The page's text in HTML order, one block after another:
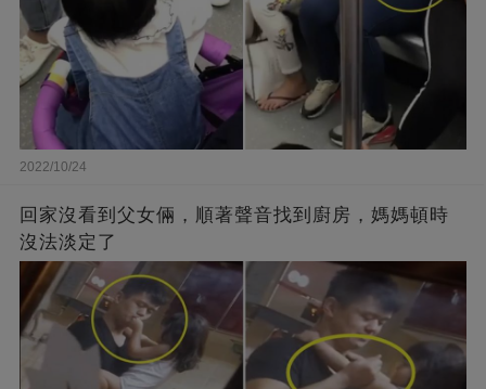
2022/10/24
回家沒看到父女倆，順著聲音找到廚房，媽媽頓時
沒法淡定了